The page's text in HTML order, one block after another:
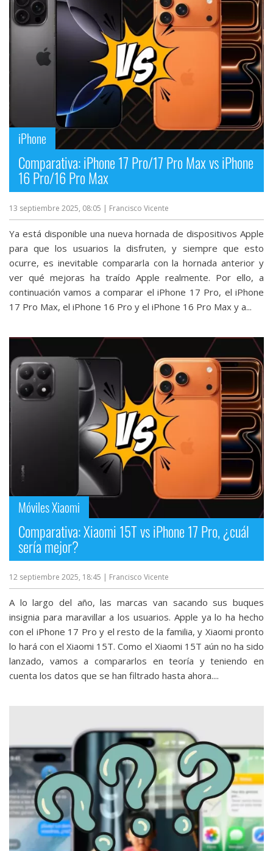
iPhone
Comparativa: iPhone 17 Pro/17 Pro Max vs iPhone
16 Pro/16 Pro Max
13 septiembre 2025, 08:05 | Francisco Vicente
Ya está disponible una nueva hornada de dispositivos Apple
para que los usuarios la disfruten, y siempre que esto
ocurre, es inevitable compararla con la hornada anterior y
ver qué mejoras ha traído Apple realmente. Por ello, a
continuación vamos a comparar el iPhone 17 Pro, el iPhone
17 Pro Max, el iPhone 16 Pro y el iPhone 16 Pro Max y a...
Móviles Xiaomi
Comparativa: Xiaomi 15T vs iPhone 17 Pro, ¿cuál
sería mejor?
12 septiembre 2025, 18:45 | Francisco Vicente
A lo largo del año, las marcas van sacando sus buques
insignia para maravillar a los usuarios. Apple ya lo ha hecho
con el iPhone 17 Pro y el resto de la familia, y Xiaomi pronto
lo hará con el Xiaomi 15T. Como el Xiaomi 15T aún no ha sido
lanzado, vamos a compararlos en teoría y teniendo en
cuenta los datos que se han filtrado hasta ahora....